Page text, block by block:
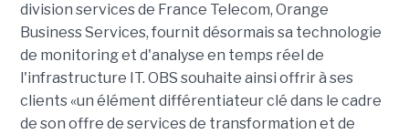
division services de France Telecom, Orange
Business Services, fournit désormais sa technologie
de monitoring et d'analyse en temps réel de
l'infrastructure IT. OBS souhaite ainsi offrir à ses
clients «un élément différentiateur clé dans le cadre
de son offre de services de transformation et de